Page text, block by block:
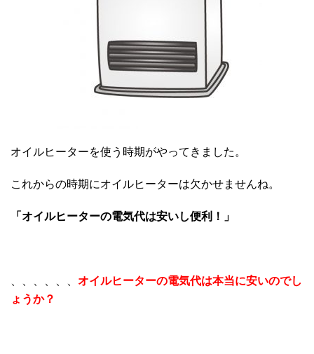
オイルヒーターを使う時期がやってきました。
これからの時期にオイルヒーターは欠かせませんね。
「オイルヒーターの電気代は安いし便利！」
オイルヒーターの電気代は本当に安いのでし
ょうか？